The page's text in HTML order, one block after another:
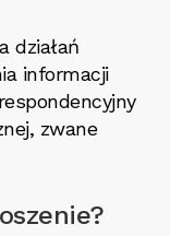
działań
informacji
zwane